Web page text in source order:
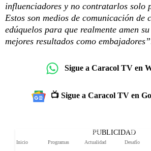
Inicio Programas Actualidad Desafío
influenciadores y no contratarlos solo
Estos son medios de comunicación de
edúquelos para que realmente amen
mejores resultados como
Sigue a Caracol TV en
📺 Sigue a Caracol TV en
PUBLICIDAD